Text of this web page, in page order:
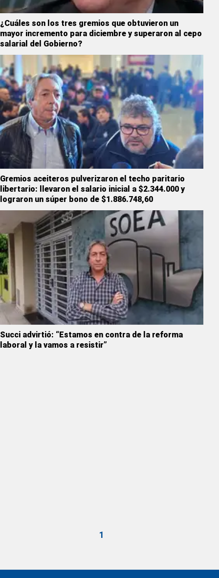
¿Cuáles son los tres gremios que obtuvieron un
mayor incremento para diciembre y superaron al cepo
salarial del Gobierno?
Gremios aceiteros pulverizaron el techo paritario
libertario: llevaron el salario inicial a $2.344.000 y
lograron un súper bono de $1.886.748,60
Succi advirtió: “Estamos en contra de la reforma
laboral y la vamos a resistir”
1